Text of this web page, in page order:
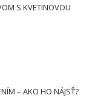
S KVETINOVOU
– AKO HO NÁJSŤ?